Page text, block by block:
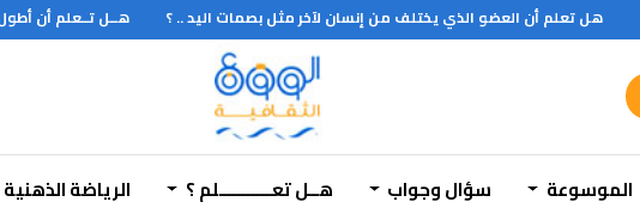
هل تعلم أن العضو الذي يختلف من إنسان لآخر مثل بصمات اليد .. ؟ هــل تــعلم أن
الموسوعة سؤال وجواب هــل تعـــــــــــلم ؟ الرياضة الذهنية